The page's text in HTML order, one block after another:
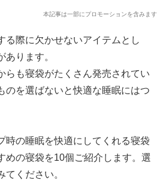
本記事は一部にプロモーションを含みます
る際に欠かせないアイテムとし
あります。
らも寝袋がたくさん発売されてい
のを選ばないと快適な睡眠にはつ
時の睡眠を快適にしてくれる寝袋
めの寝袋を10個ご紹介します。選
ください。